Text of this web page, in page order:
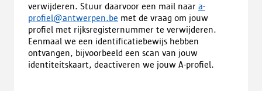
verwijderen. Stuur daarvoor een mail naar a-
profiel@antwerpen.be met de vraag om jouw
profiel met rijksregisternummer te verwijderen.
Eenmaal we een identificatiebewijs hebben
ontvangen, bijvoorbeeld een scan van jouw
identiteitskaart, deactiveren we jouw A-profiel.